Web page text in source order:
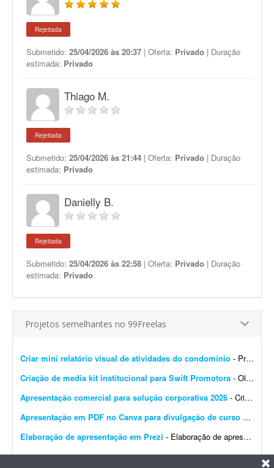
Rejeitada
Submetido: 25/04/2026 às 20:37 | Oferta: Privado | Duração
estimada: Privado
Thiago M.
Rejeitada
Submetido: 25/04/2026 às 21:44 | Oferta: Privado | Duração
estimada: Privado
Danielly B.
Rejeitada
Submetido: 25/04/2026 às 22:58 | Oferta: Privado | Duração
estimada: Privado
Projetos semelhantes no 99Freelas
Criar mini relatório visual de atividades do condomínio - Procuro um(a) freelancer para produzir um mini relatório visual das atividades executadas em um condomínio que administro, a partir de fotos que eu envio. Como funciona: - Envio as ...
Criação de media kit institucional para Swift Promotora - Olá! :) Estou procurando um designer gráfico com experiência em apresentações, materiais institucionais e comerciais para criar um media kit da Swift Promotora. ...
Apresentação comercial para solução corporativa 2026 - Criação de apresentação para venda de solução corporativa em 2026. Aproximadamente 15 a 17 slides. Sumarizar as informações de forma estrat...
Apresentação em PDF no Canva para divulgação de curso de estética
Elaboração de apresentação em Prezi - Elaboração de apresentação em Prezi. O que será disponibilizado para você? 1. Você terá acesso a um arquivo com os tópicos da apresenta...